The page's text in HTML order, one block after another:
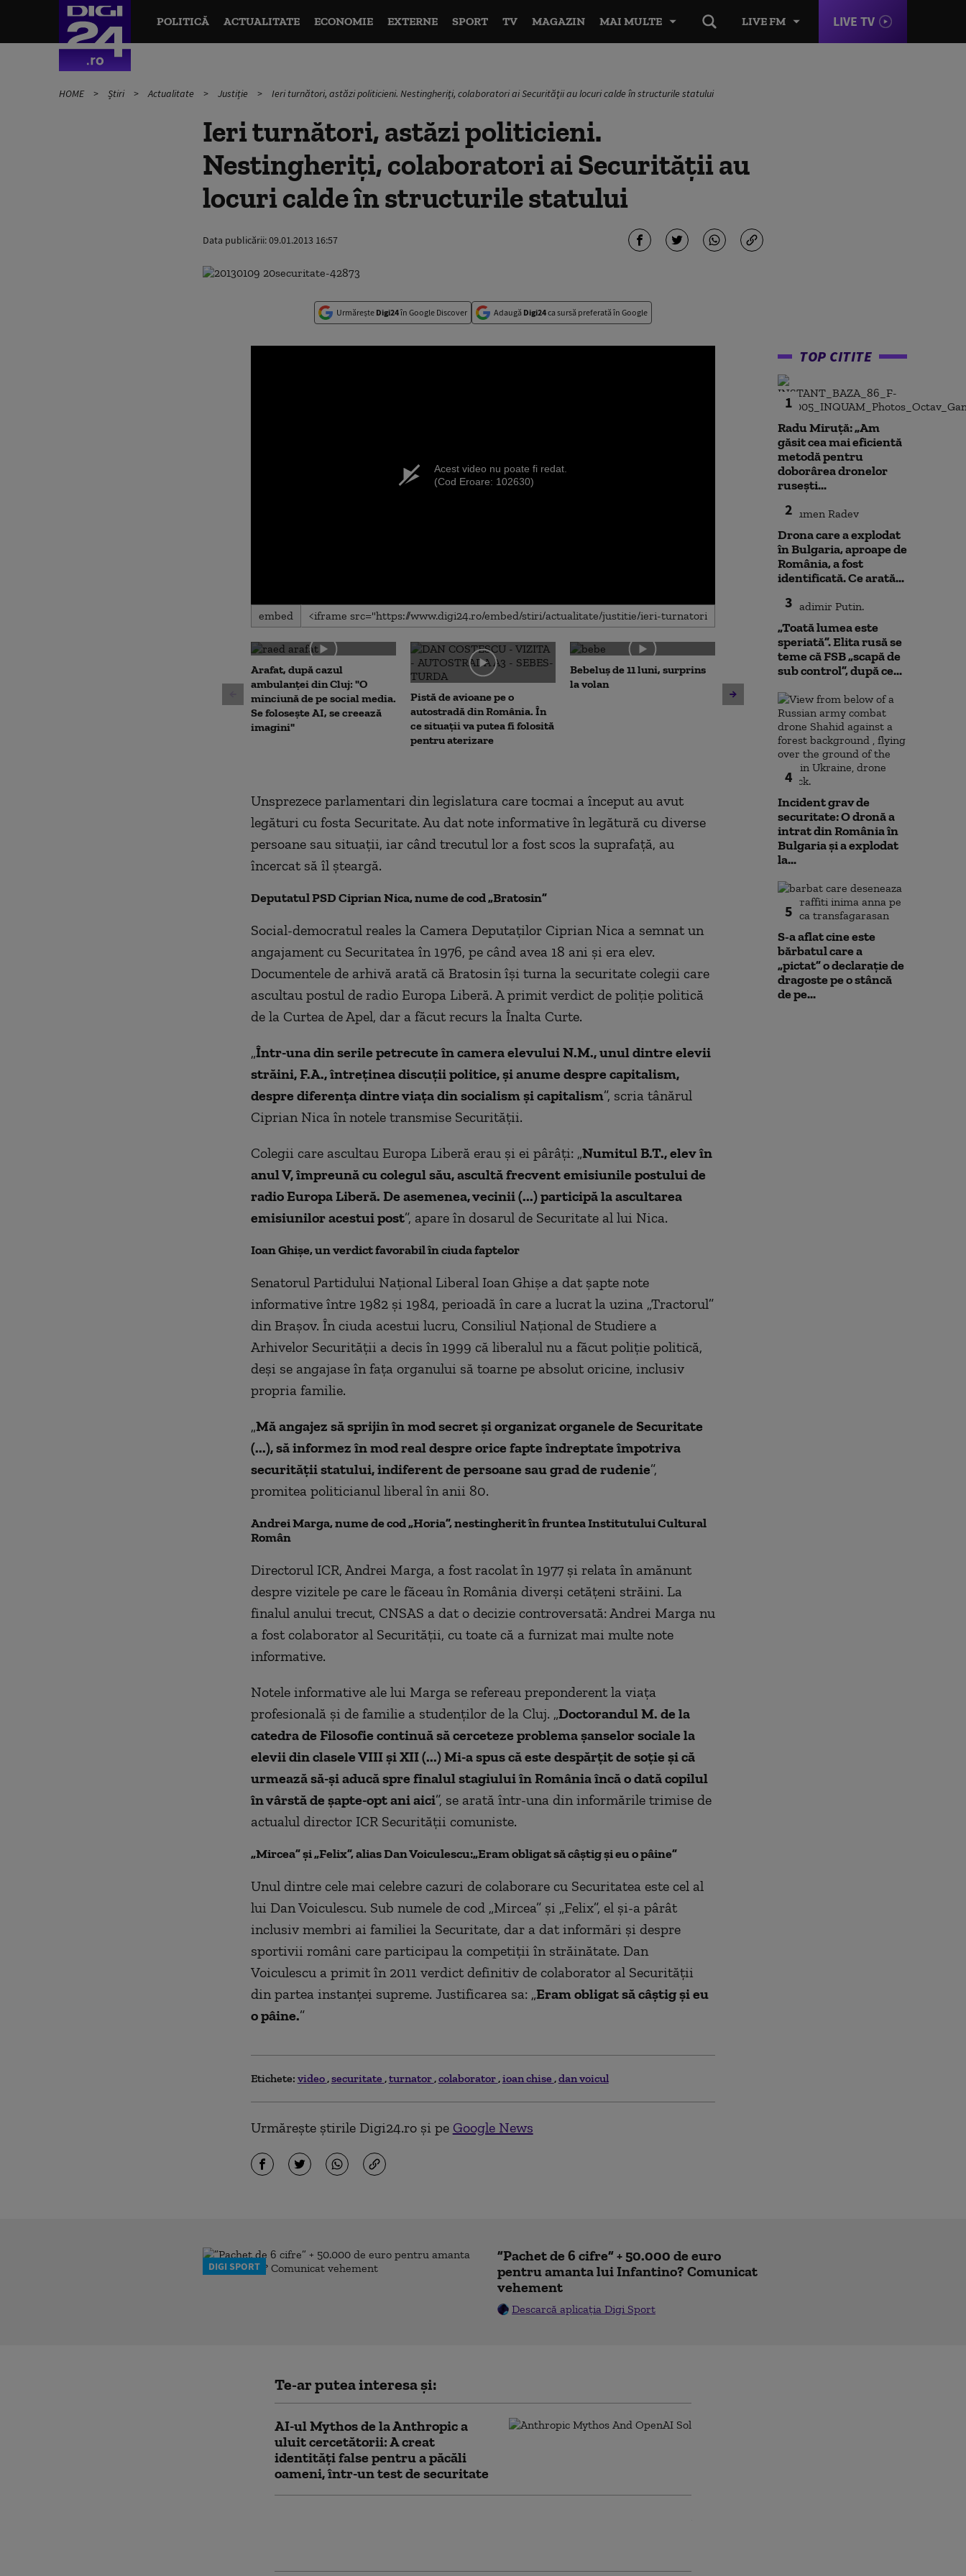
LIVE FM LIVE TV
POLITICĂ ACTUALITATE ECONOMIE EXTERNE SPORT TV MAGAZIN MAI MULTE
HOME Știri Actualitate Justiție Ieri turnători, astăzi politicieni. Nestingheriţi, colaboratori ai Securităţii au locuri calde în structurile statului
Ieri turnători, astăzi politicieni.
Nestingheriţi, colaboratori ai Securităţii au
locuri calde în structurile statului
Data publicării:09.01.2013 16:57
Urmărește Digi24în Google Discover Adaugă Digi24ca sursă preferată în Google
Acest video nu poate fi redat.
(Cod Eroare: 102630)
embed
Arafat, după cazul
ambulanței din Cluj: "O
minciună de pe social media.
Se folosește AI, se creează
imagini"
Pistă de avioane pe o
autostradă din România. În
ce situații va putea fi folosită
pentru aterizare
Bebeluș de 11 luni, surprins
la volan
Cum va fi vremea în
următoarele zile
rămâne în
din Dunăre a
centimetri, în
Unsprezece parlamentari din legislatura care tocmai a început au avut
legături cu fosta Securitate. Au dat note informative în legătură cu diverse
persoane sau situaţii, iar când trecutul lor a fost scos la suprafaţă, au
încercat să îl şteargă.
Deputatul PSD Ciprian Nica, nume de cod „Bratosin”
Social-democratul reales la Camera Deputaţilor Ciprian Nica a semnat un
angajament cu Securitatea în 1976, pe când avea 18 ani şi era elev.
Documentele de arhivă arată că Bratosin îşi turna la securitate colegii care
ascultau postul de radio Europa Liberă. A primit verdict de poliţie politică
de la Curtea de Apel, dar a făcut recurs la Înalta Curte.
„Într-una din serile petrecute în camera elevului N.M., unul dintre elevii
străini, F.A., întreţinea discuţii politice, şi anume despre capitalism,
despre diferenţa dintre viaţa din socialism şi capitalism”, scria tânărul
Ciprian Nica în notele transmise Securităţii.
Colegii care ascultau Europa Liberă erau şi ei pârâţi: „Numitul B.T., elev în
anul V, împreună cu colegul său, ascultă frecvent emisiunile postului de
radio Europa Liberă. De asemenea, vecinii (...) participă la ascultarea
emisiunilor acestui post”, apare în dosarul de Securitate al lui Nica.
Ioan Ghişe, un verdict favorabil în ciuda faptelor
Senatorul Partidului Naţional Liberal Ioan Ghişe a dat şapte note
informative între 1982 şi 1984, perioadă în care a lucrat la uzina „Tractorul”
din Braşov. În ciuda acestui lucru, Consiliul Naţional de Studiere a
Arhivelor Securităţii a decis în 1999 că liberalul nu a făcut poliţie politică,
deşi se angajase în faţa organului să toarne pe absolut oricine, inclusiv
propria familie.
„Mă angajez să sprijin în mod secret şi organizat organele de Securitate
(...), să informez în mod real despre orice fapte îndreptate împotriva
securităţii statului, indiferent de persoane sau grad de rudenie”,
promitea politicianul liberal în anii 80.
Andrei Marga, nume de cod „Horia”, nestingherit în fruntea Institutului Cultural
Român
Directorul ICR, Andrei Marga, a fost racolat în 1977 şi relata în amănunt
despre vizitele pe care le făceau în România diverşi cetăţeni străini. La
finalul anului trecut, CNSAS a dat o decizie controversată: Andrei Marga nu
a fost colaborator al Securităţii, cu toate că a furnizat mai multe note
informative.
Notele informative ale lui Marga se refereau preponderent la viaţa
profesională şi de familie a studenţilor de la Cluj. „Doctorandul M. de la
catedra de Filosofie continuă să cerceteze problema şanselor sociale la
elevii din clasele VIII şi XII (...) Mi-a spus că este despărţit de soţie şi că
urmează să-şi aducă spre finalul stagiului în România încă o dată copilul
în vârstă de şapte-opt ani aici”, se arată într-una din informările trimise de
actualul director ICR Securităţii comuniste.
„Mircea” şi „Felix”, alias Dan Voiculescu:„Eram obligat să câştig şi eu o pâine”
Unul dintre cele mai celebre cazuri de colaborare cu Securitatea este cel al
lui Dan Voiculescu. Sub numele de cod „Mircea” şi „Felix”, el şi-a pârât
inclusiv membri ai familiei la Securitate, dar a dat informări şi despre
sportivii români care participau la competiţii în străinătate. Dan
Voiculescu a primit în 2011 verdict definitiv de colaborator al Securităţii
din partea instanţei supreme. Justificarea sa: „Eram obligat să câştig şi eu
o pâine.”
Etichete: video securitate turnator colaborator ioan chise dan voicul
Urmărește știrile Digi24.ro și pe Google News
TOP CITITE
1
Radu Miruță: „Am
găsit cea mai eficientă
metodă pentru
doborârea dronelor
rusești...
2
Drona care a explodat
în Bulgaria, aproape de
România, a fost
identificată. Ce arată...
3
„Toată lumea este
speriată”. Elita rusă se
teme că FSB „scapă de
sub control”, după ce...
4
Incident grav de
securitate: O dronă a
intrat din România în
Bulgaria şi a explodat
la...
5
S-a aflat cine este
bărbatul care a
„pictat” o declarație de
dragoste pe o stâncă
de pe...
DIGI SPORT
”Pachet de 6 cifre” + 50.000 de euro
pentru amanta lui Infantino? Comunicat
vehement
Descarcă aplicația Digi Sport
Te-ar putea interesa și:
AI-ul Mythos de la Anthropic a
uluit cercetătorii: A creat
identități false pentru a păcăli
oameni, într-un test de securitate